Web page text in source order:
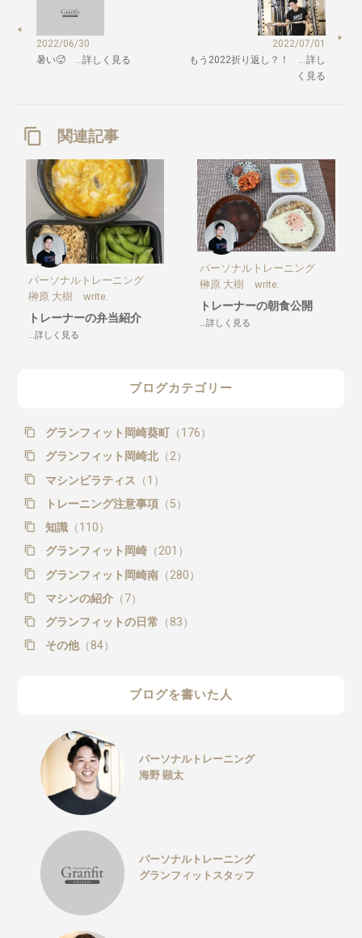
2022/06/30
暑い🥵 …詳しく見る
2022/07/01
もう2022折り返し？！ …詳し
く見る
関連記事
パーソナルトレーニング
榊原 大樹 write.
トレーナーの弁当紹介
…詳しく見る
パーソナルトレーニング
榊原 大樹 write.
トレーナーの朝食公開
…詳しく見る
ブログカテゴリー
グランフィット岡崎葵町（176）
グランフィット岡崎北（2）
マシンピラティス （1）
トレーニング注意事項（5）
知識（110）
グランフィット岡崎（201）
グランフィット岡崎南（280）
マシンの紹介（7）
グランフィットの日常 （83）
その他（84）
ブログを書いた人
パーソナルトレーニング
海野 顕太
パーソナルトレーニング
グランフィットスタッフ